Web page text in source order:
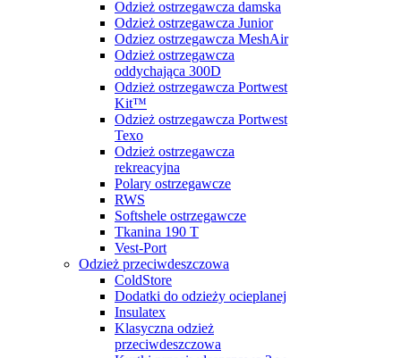
Odzież ostrzegawcza damska
Odzież ostrzegawcza Junior
Odziez ostrzegawcza MeshAir
Odzież ostrzegawcza
oddychająca 300D
Odzież ostrzegawcza Portwest
Kit™
Odzież ostrzegawcza Portwest
Texo
Odzież ostrzegawcza
rekreacyjna
Polary ostrzegawcze
RWS
Softshele ostrzegawcze
Tkanina 190 T
Vest-Port
Odzież przeciwdeszczowa
ColdStore
Dodatki do odzieży ocieplanej
Insulatex
Klasyczna odzież
przeciwdeszczowa